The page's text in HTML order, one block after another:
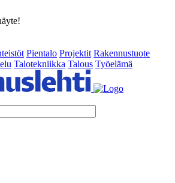
Pientalo Projektit Rakennustuote
Talotekniikka Talous Työelämä